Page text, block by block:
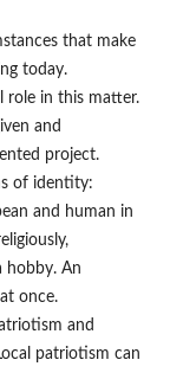
that make
today.
role in this matter.
and
project.
of identity:
and human in
hobby. An
once.
and
patriotism can